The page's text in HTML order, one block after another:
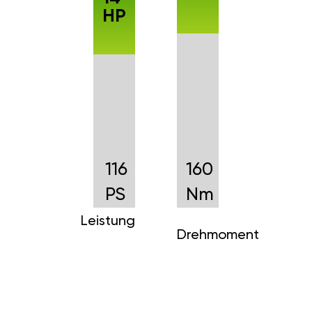
116
PS
Leistung
HP
160
Nm
Drehmoment